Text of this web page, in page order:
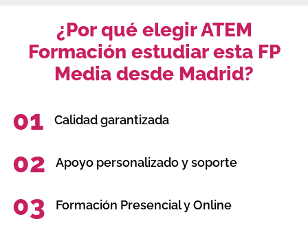
¿Por qué elegir ATEM
Formación estudiar esta FP
Media desde Madrid?
01 Calidad garantizada
02 Apoyo personalizado y soporte
03 Formación Presencial y Online